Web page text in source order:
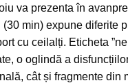
va prezenta în
(30 min) expune diferite
cu ceilalți. Eticheta
o oglindă a
cât și fragmente